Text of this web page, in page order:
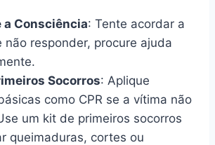
Consciência: Tente acordar a
não responder, procure ajuda
Socorros: Aplique
como CPR se a vítima não
um kit de primeiros socorros
queimaduras, cortes ou